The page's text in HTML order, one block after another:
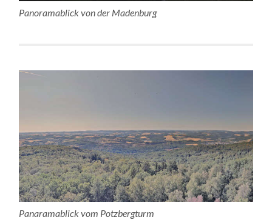
Panoramablick von der Madenburg
Panaramablick vom Potzbergturm